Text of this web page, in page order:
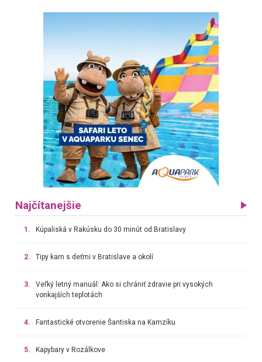
Najčítanejšie
1. Kúpaliská v Rakúsku do 30 minút od Bratislavy
2. Tipy kam s deťmi v Bratislave a okolí
3.
Veľký letný manuál: Ako si chrániť zdravie pri vysokých
vonkajších teplotách
4. Fantastické otvorenie Šantiska na Kamzíku
5. Kapybary v Rozálkove